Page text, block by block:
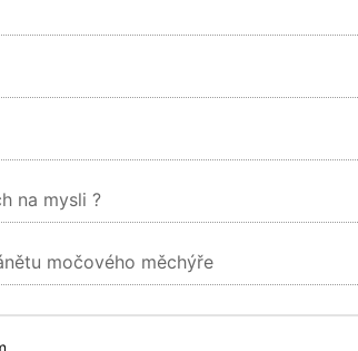
na mysli ?
močového měchýře